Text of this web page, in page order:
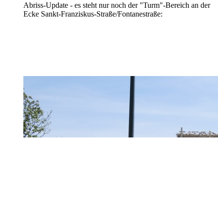
Abriss-Update - es steht nur noch der "Turm"-Bereich an der
Ecke Sankt-Franziskus-Straße/Fontanestraße: